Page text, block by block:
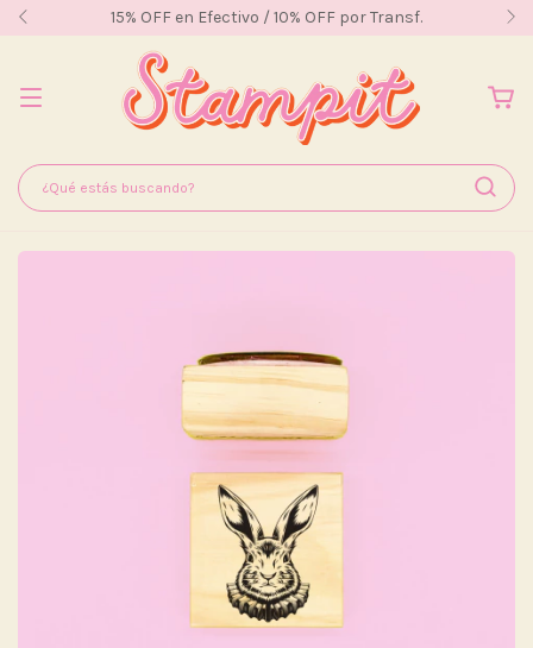
15% OFF en Efectivo / 10% OFF por Transf.